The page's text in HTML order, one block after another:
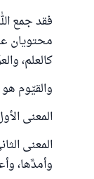
فقد جمع
محتويان
كالعلم،
والقيّوم
المعنى
المعنى
وأمدَّها،